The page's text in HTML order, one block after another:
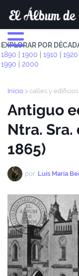
EXPLORAR POR
1890
1900 1910 1920
1990
2000
Inicio calles y edificios
Antiguo
Ntra.
1865)
por Luis María